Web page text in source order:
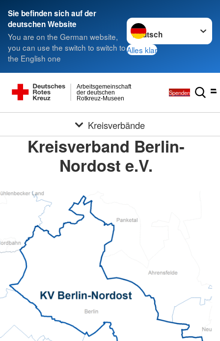
Sie befinden sich auf der
deutschen Website
You are on the German website,
you can use the switch to switch to
the English one
Sprache wechseln zu
Alles klar
Rotkreuz-Museen
der deutschen
Arbeitsgemeinschaft
Spenden
Kreisverbände
Kreisverband Berlin-
Nordost e.V.